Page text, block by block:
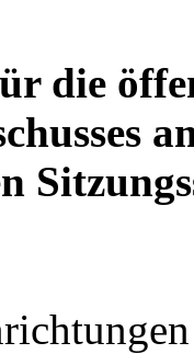
die